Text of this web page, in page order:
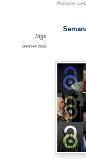
Postedby
Tags
OAWeek 2026